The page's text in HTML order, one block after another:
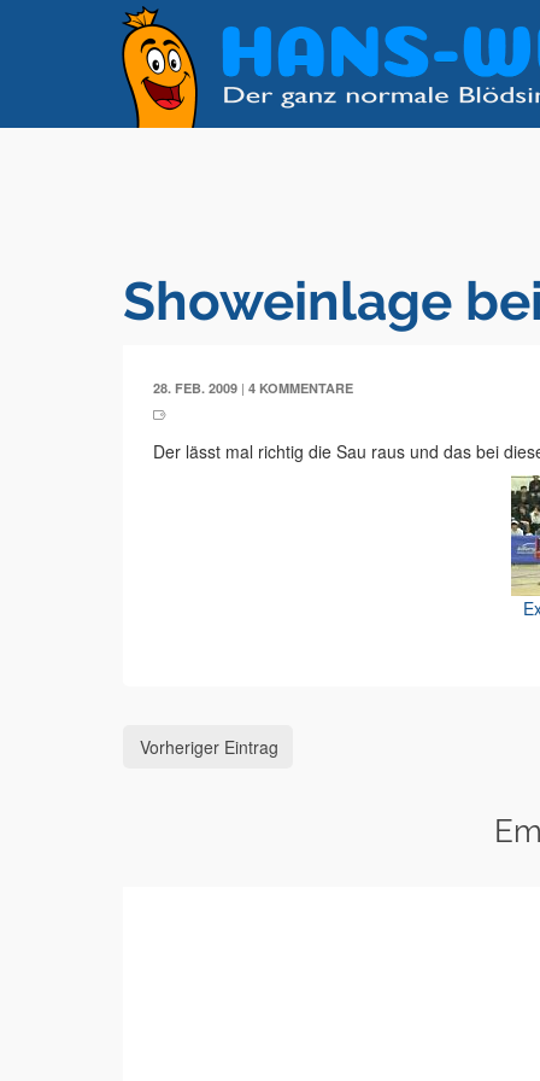
Showeinlage
28. FEB. 2009 | 4 KOMMENTARE
Der lässt mal richtig die Sau raus und das bei
Vorheriger Eintrag